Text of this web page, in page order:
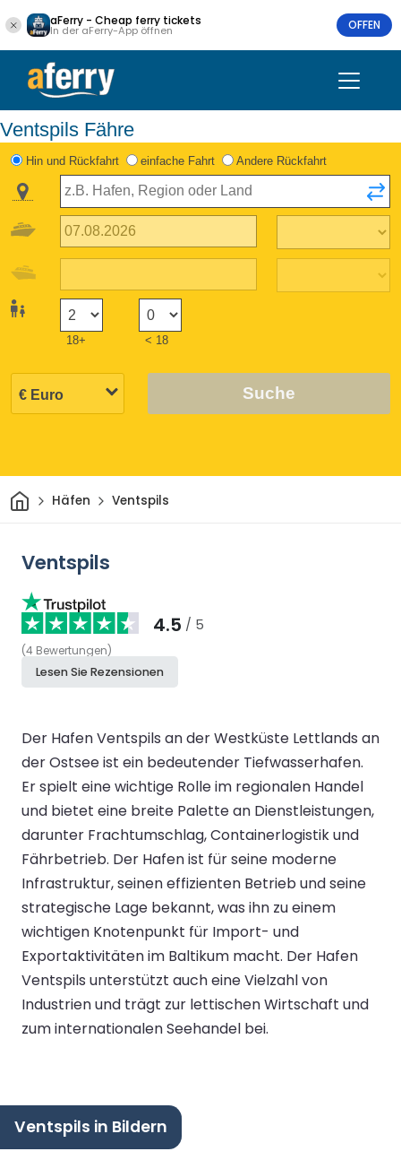
aFerry - Cheap ferry tickets
In der aFerry-App öffnen OFFEN
Ventspils Fähre
Hin und Rückfahrt einfache Fahrt Andere Rückfahrt
18+ < 18
Suche
HeimHäfen Ventspils
Ventspils
4.5 / 5
(4 Bewertungen)
Lesen Sie Rezensionen
Der Hafen Ventspils an der Westküste Lettlands an
der Ostsee ist ein bedeutender Tiefwasserhafen.
Er spielt eine wichtige Rolle im regionalen Handel
und bietet eine breite Palette an Dienstleistungen,
darunter Frachtumschlag, Containerlogistik und
Fährbetrieb. Der Hafen ist für seine moderne
Infrastruktur, seinen effizienten Betrieb und seine
strategische Lage bekannt, was ihn zu einem
wichtigen Knotenpunkt für Import- und
Exportaktivitäten im Baltikum macht. Der Hafen
Ventspils unterstützt auch eine Vielzahl von
Industrien und trägt zur lettischen Wirtschaft und
zum internationalen Seehandel bei.
Ventspils in Bildern